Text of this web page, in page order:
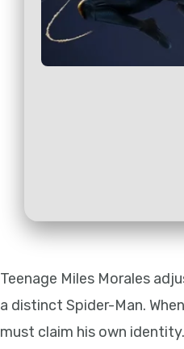
Teenage Miles Morales
a distinct Spider-Man.
must claim his own